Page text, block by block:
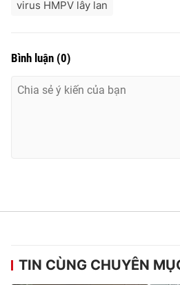
virus HMPV lây lan
Bình luận (0)
TIN CÙNG CHUYÊN